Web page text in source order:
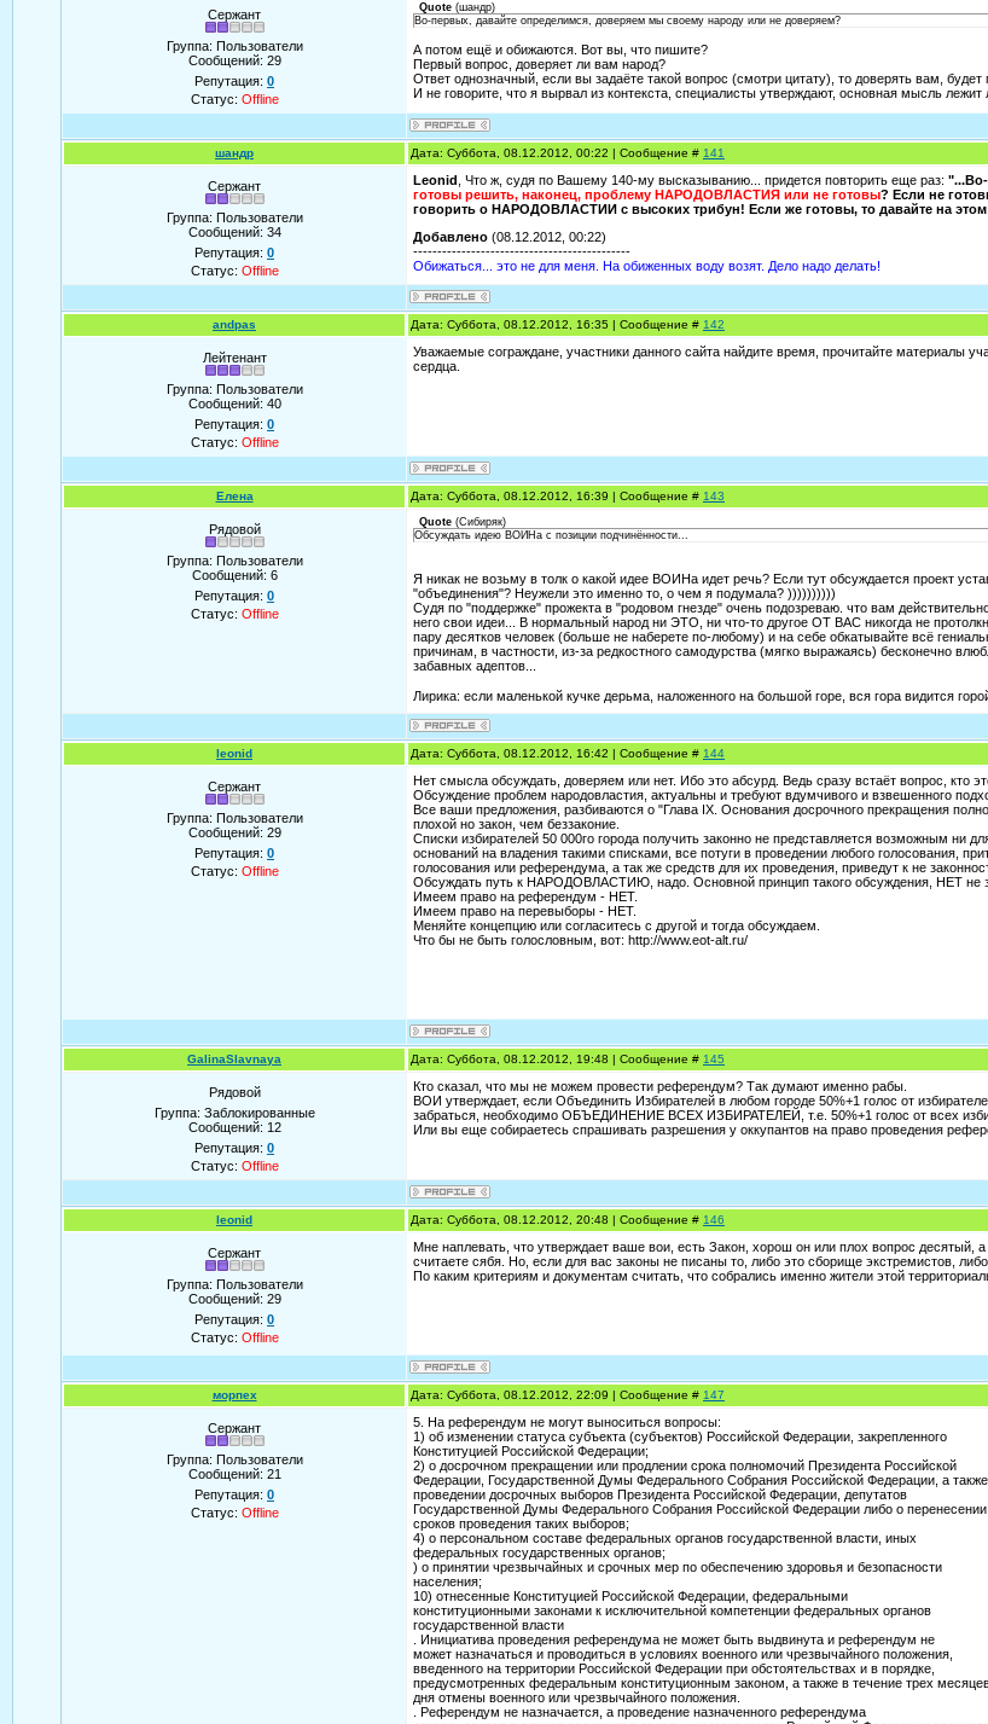
Сержант
Группа: Пользователи
Сообщений: 29
Репутация: 0
Статус: Offline
Quote (шандр)
Во-первых, давайте определимся, доверяем мы своему народу или не доверяем?
А потом ещё и обижаются. Вот вы, что пишите?
Первый вопрос, доверяет ли вам народ?
Ответ однозначный, если вы задаёте такой вопрос (смотри цитату), то доверять вам,
И не говорите, что я вырвал из контекста, специалисты утверждают, основная мысль
шандр Дата: Суббота, 08.12.2012, 00:22 | Сообщение # 141
Сержант
Группа: Пользователи
Сообщений: 34
Репутация: 0
Статус: Offline
Leonid , Что ж, судя по Вашему 140-му высказыванию... придется повторить еще раз:
готовы решить, наконец, проблему НАРОДОВЛАСТИЯ или не готовы? Если не
говорить о НАРОДОВЛАСТИИ с высоких трибун! Если же готовы, то давайте на
Добавлено (08.12.2012, 00:22)
---------------------------------------------
Обижаться... это не для меня. На обиженных воду возят. Дело надо делать!
andpas Дата: Суббота, 08.12.2012, 16:35 | Сообщение # 142
Лейтенант
Группа: Пользователи
Сообщений: 40
Репутация: 0
Статус: Offline
Уважаемые сограждане, участники данного сайта найдите время, прочитайте материалы
сердца.
Елена Дата: Суббота, 08.12.2012, 16:39 | Сообщение # 143
Рядовой
Группа: Пользователи
Сообщений: 6
Репутация: 0
Статус: Offline
Quote (Сибиряк)
Обсуждать идею ВОИНа с позиции подчинённости...
Я никак не возьму в толк о какой идее ВОИНа идет речь? Если тут обсуждается проект
"объединения"? Неужели это именно то, о чем я подумала? ))))))))))
Судя по "поддержке" прожекта в "родовом гнезде" очень подозреваю. что вам
него свои идеи... В нормальный народ ни ЭТО, ни что-то другое ОТ ВАС никогда не
пару десятков человек (больше не наберете по-любому) и на себе обкатывайте всё
причинам, в частности, из-за редкостного самодурства (мягко выражаясь) бесконечно
забавных адептов...
Лирика: если маленькой кучке дерьма, наложенного на большой горе, вся гора видится
leonid Дата: Суббота, 08.12.2012, 16:42 | Сообщение # 144
Сержант
Группа: Пользователи
Сообщений: 29
Репутация: 0
Статус: Offline
Нет смысла обсуждать, доверяем или нет. Ибо это абсурд. Ведь сразу встаёт вопрос, кто
Обсуждение проблем народовластия, актуальны и требуют вдумчивого и взвешенного
Все ваши предложения, разбиваются о "Глава IX. Основания досрочного прекращения
плохой но закон, чем беззаконие.
Списки избирателей 50 000го города получить законно не представляется возможным ни
оснований на владения такими списками, все потуги в проведении любого голосования,
голосования или референдума, а так же средств для их проведения, приведут к не
Обсуждать путь к НАРОДОВЛАСТИЮ, надо. Основной принцип такого обсуждения, НЕТ не
Имеем право на референдум - НЕТ.
Имеем право на перевыборы - НЕТ.
Меняйте концепцию или согласитесь с другой и тогда обсуждаем.
Что бы не быть голословным, вот: http://www.eot-alt.ru/
GalinaSlavnaya Дата: Суббота, 08.12.2012, 19:48 | Сообщение # 145
Рядовой
Группа: Заблокированные
Сообщений: 12
Репутация: 0
Статус: Offline
Кто сказал, что мы не можем провести референдум? Так думают именно рабы.
ВОИ утверждает, если Объединить Избирателей в любом городе 50%+1 голос от
забраться, необходимо ОБЪЕДИНЕНИЕ ВСЕХ ИЗБИРАТЕЛЕЙ, т.е. 50%+1 голос от всех
Или вы еще собираетесь спрашивать разрешения у оккупантов на право проведения
leonid Дата: Суббота, 08.12.2012, 20:48 | Сообщение # 146
Сержант
Группа: Пользователи
Сообщений: 29
Репутация: 0
Статус: Offline
Мне наплевать, что утверждает ваше вои, есть Закон, хорош он или плох вопрос десятый,
считаете сябя. Но, если для вас законы не писаны то, либо это сборище экстремистов,
По каким критериям и документам считать, что собрались именно жители этой
морпех Дата: Суббота, 08.12.2012, 22:09 | Сообщение # 147
Сержант
Группа: Пользователи
Сообщений: 21
Репутация: 0
Статус: Offline
5. На референдум не могут выноситься вопросы:
1) об изменении статуса субъекта (субъектов) Российской Федерации, закрепленного
Конституцией Российской Федерации;
2) о досрочном прекращении или продлении срока полномочий Президента Российской
Федерации, Государственной Думы Федерального Собрания Российской Федерации, а
проведении досрочных выборов Президента Российской Федерации, депутатов
Государственной Думы Федерального Собрания Российской Федерации либо о перенесении
сроков проведения таких выборов;
4) о персональном составе федеральных органов государственной власти, иных
федеральных государственных органов;
) о принятии чрезвычайных и срочных мер по обеспечению здоровья и безопасности
населения;
10) отнесенные Конституцией Российской Федерации, федеральными
конституционными законами к исключительной компетенции федеральных органов
государственной власти
. Инициатива проведения референдума не может быть выдвинута и референдум не
может назначаться и проводиться в условиях военного или чрезвычайного положения,
введенного на территории Российской Федерации при обстоятельствах и в порядке,
предусмотренных федеральным конституционным законом, а также в течение трех
дня отмены военного или чрезвычайного положения.
. Референдум не назначается, а проведение назначенного референдума